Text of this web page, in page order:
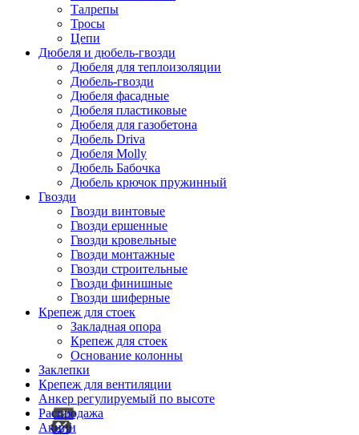
Талрепы
Тросы
Цепи
Дюбеля и дюбель-гвозди
Дюбеля для теплоизоляции
Дюбель-гвозди
Дюбеля фасадные
Дюбеля пластиковые
Дюбеля для газобетона
Дюбель Driva
Дюбеля Molly
Дюбель Бабочка
Дюбель крючок пружинный
Гвозди
Гвозди винтовые
Гвозди ершенные
Гвозди кровельные
Гвозди монтажные
Гвозди строительные
Гвозди финишные
Гвозди шиферные
Крепеж для стоек
Закладная опора
Крепеж для стоек
Основание колонны
Заклепки
Крепеж для вентиляции
Анкер регулируемый по высоте
Распродажа
Акции